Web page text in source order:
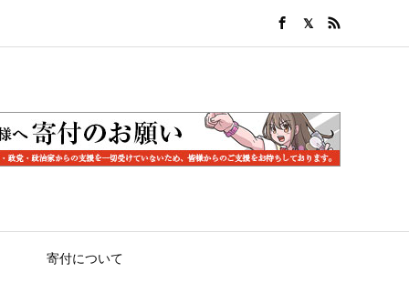
寄付について